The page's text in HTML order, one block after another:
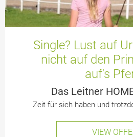
Single? Lust auf
nicht auf den
auf's
Das Leitner
Zeit für sich haben und
VIEW